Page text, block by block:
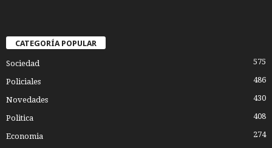
CATEGORÍA POPULAR
Sociedad 575
Policiales 486
Novedades 430
Politica 408
Economia
274